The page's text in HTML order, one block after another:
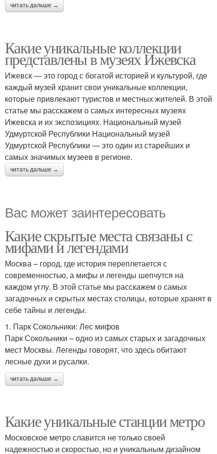
читать дальше →
Какие уникальные коллекции
представлены в музеях Ижевска
Ижевск — это город с богатой историей и культурой, где
каждый музей хранит свои уникальные коллекции,
которые привлекают туристов и местных жителей. В этой
статье мы расскажем о самых интересных музеях
Ижевска и их экспозициях. Национальный музей
Удмуртской Республики Национальный музей
Удмуртской Республики — это один из старейших и
самых значимых музеев в регионе.
читать дальше →
Вас может заинтересовать
Какие скрытые места связаны с
мифами и легендами
Москва – город, где история переплетается с
современностью, а мифы и легенды шепчутся на
каждом углу. В этой статье мы расскажем о самых
загадочных и скрытых местах столицы, которые хранят в
себе тайны и легенды.
1. Парк Сокольники: Лес мифов
Парк Сокольники – одно из самых старых и загадочных
мест Москвы. Легенды говорят, что здесь обитают
лесные духи и русалки.
читать дальше →
Какие уникальные станции метро
Московское метро славится не только своей
надежностью и скоростью, но и уникальным дизайном